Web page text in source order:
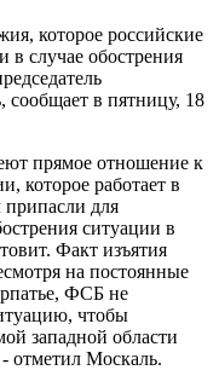
которое российские
в случае обострения
в пятницу, 18
прямое отношение к
которое работает в
для
ситуации в
Факт изъятия
на постоянные
ФСБ не
чтобы
западной области
отметил Москаль.